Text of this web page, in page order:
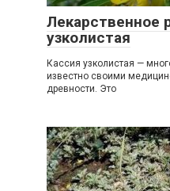
Лекарственное
узколистая
Кассия узколистая —
известно своими
древности. Это